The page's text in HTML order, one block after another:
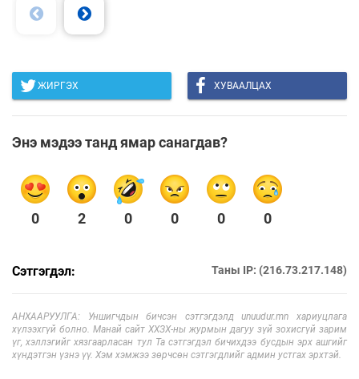
ЖИРГЭХ ХУВААЛЦАХ
Энэ мэдээ танд ямар санагдав?
0 2 0 0 0 0
Сэтгэгдэл: Таны IP: (216.73.217.148)
АНХААРУУЛГА: Уншигчдын бичсэн сэтгэгдэлд unuudur.mn хариуцлага
хүлээхгүй болно. Манай сайт ХХЗХ-ны журмын дагуу зүй зохисгүй зарим
үг, хэллэгийг хязгаарласан тул Та сэтгэгдэл бичихдээ бусдын эрх ашгийг
хүндэтгэн үзнэ үү. Хэм хэмжээ зөрчсөн сэтгэгдлийг админ устгах эрхтэй.